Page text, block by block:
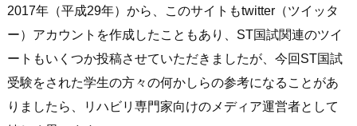
2017年（平成29年）から、このサイトもtwitter（ツイッタ
ー）アカウントを作成したこともあり、ST国試関連のツイ
ートもいくつか投稿させていただきましたが、今回ST国試
受験をされた学生の方々の何かしらの参考になることがあ
りましたら、リハビリ専門家向けのメディア運営者として